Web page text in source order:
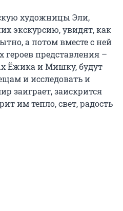
художницы Эли,
экскурсию, увидят, как
а потом вместе с ней
героев представления –
Ёжика и Мишку, будут
и исследовать и
заиграет, заискрится
им тепло, свет, радость